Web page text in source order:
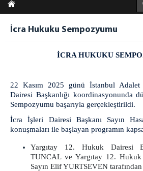
Müdürlük
Adli Yardım Bürosu
Bilgilendirme ve Yönlendirme
Ceza Yargılaması Destek Bürosu
Hukuk Yargılaması Destek Bürosu
Çocuk Teslimi ve Çocuk İle Kişisel İlişki
Adli Görüşme Odası
İcra Hukuku Sempozyumu
İCRA HUKUKU
22 Kasım 2025 günü İstanbul Adalet
Dairesi Başkanlığı koordinasyonunda
Sempozyumu başarıyla gerçekleştirildi.
İcra İşleri Dairesi Başkanı Sayın
konuşmaları ile başlayan programın
Yargıtay 12. Hukuk Dairesi
TUNCAL ve Yargıtay 12.
Sayın Elif YURTSEVEN